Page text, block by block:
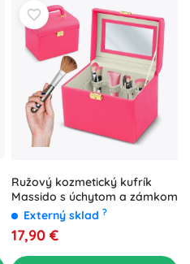
Ružový kozmetický kufrík
Massido s úchytom a zámkom
Externý sklad ?
17,90 €